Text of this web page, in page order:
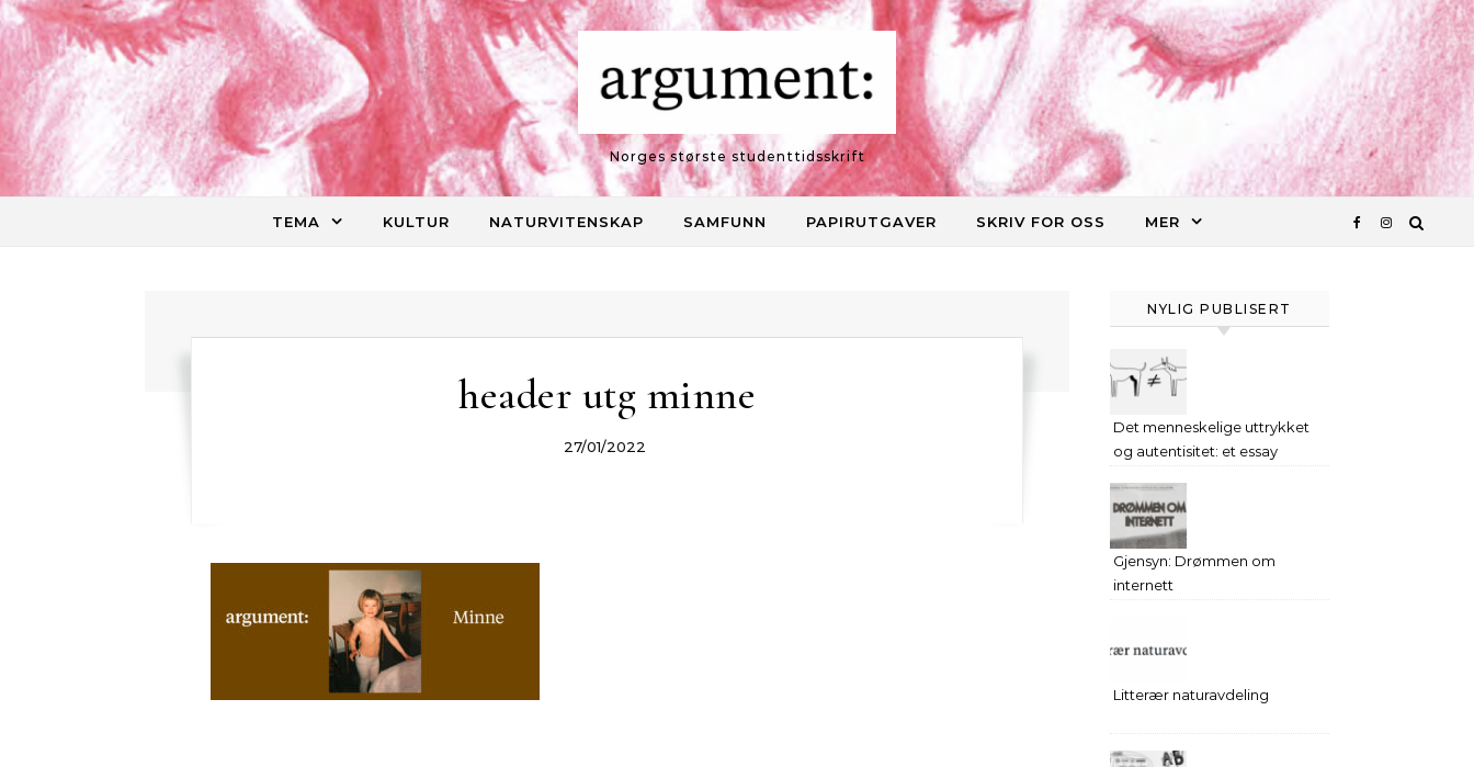
Skip to content
Norges største studenttidsskrift
TEMA KULTUR NATURVITENSKAP SAMFUNN PAPIRUTGAVER SKRIV FOR OSS MER
header utg minne
27/01/2022
NYLIG PUBLISERT
Det menneskelige uttrykket
og autentisitet: et essay
Gjensyn: Drømmen om
internett
Litterær naturavdeling